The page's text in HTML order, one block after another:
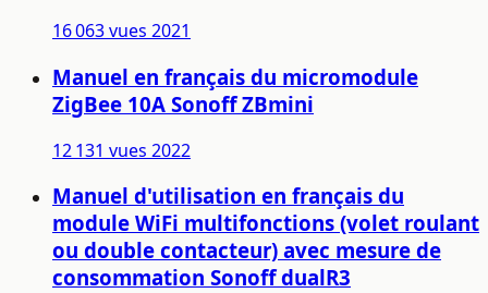
16 063 vues 2021
Manuel en français du micromodule
ZigBee 10A Sonoff ZBmini
12 131 vues 2022
Manuel d'utilisation en français du
module WiFi multifonctions (volet roulant
ou double contacteur) avec mesure de
consommation Sonoff dualR3